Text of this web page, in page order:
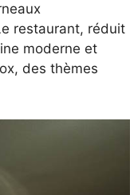
restaurant, réduit
moderne et
des thèmes